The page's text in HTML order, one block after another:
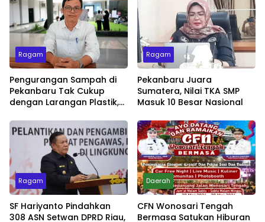
Ragam
Pengurangan Sampah di
Pekanbaru Tak Cukup
dengan Larangan Plastik,
Jadi Penentu
Ragam
Pekanbaru Juara
Sumatera, Nilai TKA SMP
Masuk 10 Besar Nasional
Ragam
SF Hariyanto Pindahkan
308 ASN Setwan DPRD Riau,
Daerah
CFN Wonosari Tengah
Bermasa Satukan Hiburan